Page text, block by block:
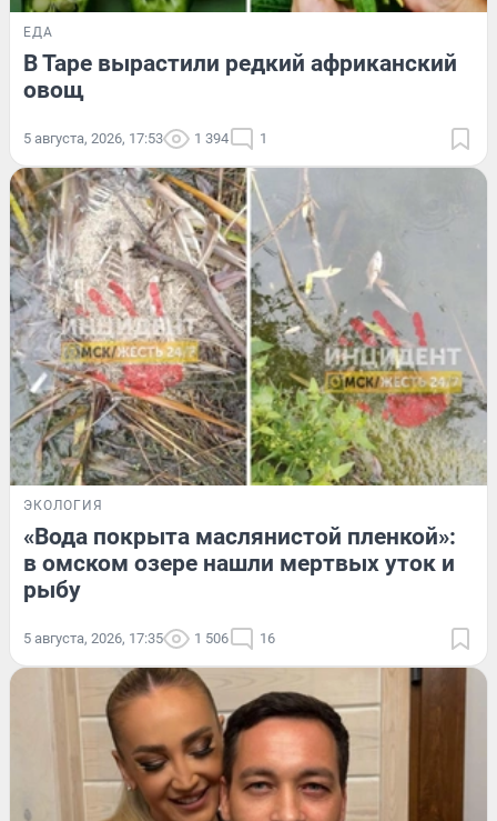
ЕДА
В Таре вырастили редкий африканский
овощ
5 августа, 2026, 17:53 1 394 1
ЭКОЛОГИЯ
«Вода покрыта маслянистой пленкой»:
в омском озере нашли мертвых уток и
рыбу
5 августа, 2026, 17:35 1 506 16